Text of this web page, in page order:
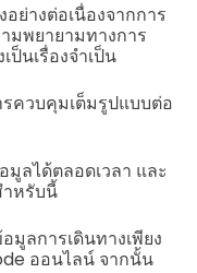
ย่างต่อเนื่องจากการ
มพยายามทางการ
ป็นเรื่องจำเป็น
ควบคุมเต็มรูปแบบต่อ
ลได้ตลอดเวลา และ
ำหรับนี้
มูลการเดินทางเพียง
ออนไลน์ จากนั้น